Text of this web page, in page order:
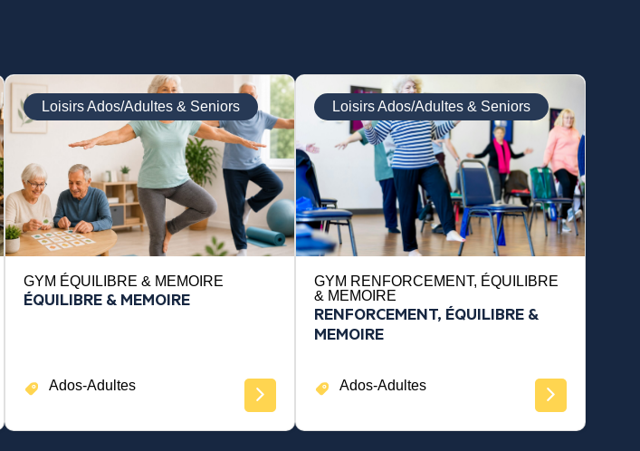
Loisirs Ados/Adultes & Seniors
GYM ÉQUILIBRE & MEMOIRE
ÉQUILIBRE & MEMOIRE
Ados-Adultes
Loisirs Ados/Adultes & Seniors
GYM RENFORCEMENT, ÉQUILIBRE
& MEMOIRE
RENFORCEMENT, ÉQUILIBRE &
MEMOIRE
Ados-Adultes